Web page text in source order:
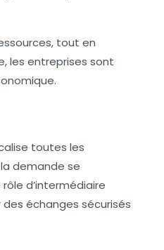
tout en
les entreprises sont
toutes les
demande se
d’intermédiaire
échanges sécurisés